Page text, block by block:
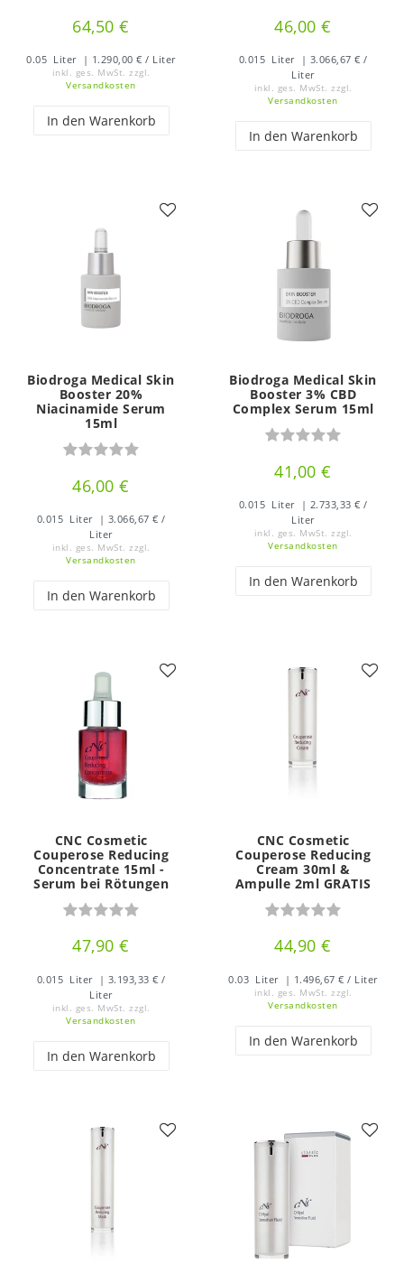
64,50 €
0.05 Liter | 1.290,00 € / Liter
inkl. ges. MwSt. zzgl.
Versandkosten
In den Warenkorb
46,00 €
0.015 Liter
| 3.066,67 € /
Liter
inkl. ges. MwSt. zzgl.
Versandkosten
In den Warenkorb
Biodroga Medical Skin
Booster 20%
Niacinamide Serum
15ml
46,00 €
0.015 Liter
| 3.066,67 € /
Liter
inkl. ges. MwSt. zzgl.
Versandkosten
In den Warenkorb
Biodroga Medical Skin
Booster 3% CBD
Complex Serum 15ml
41,00 €
0.015 Liter
| 2.733,33 € /
Liter
inkl. ges. MwSt. zzgl.
Versandkosten
In den Warenkorb
CNC Cosmetic
Couperose Reducing
Concentrate 15ml -
Serum bei Rötungen
47,90 €
0.015 Liter
| 3.193,33 € /
Liter
inkl. ges. MwSt. zzgl.
Versandkosten
In den Warenkorb
CNC Cosmetic
Couperose Reducing
Cream 30ml &
Ampulle 2ml GRATIS
44,90 €
0.03 Liter | 1.496,67 € / Liter
inkl. ges. MwSt. zzgl.
Versandkosten
In den Warenkorb